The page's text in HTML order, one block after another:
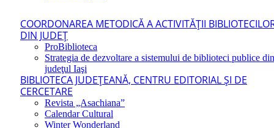
COORDONAREA METODICĂ A ACTIVITĂŢII
DIN JUDEŢ
ProBiblioteca
Strategia de dezvoltare a sistemului de biblioteci publice din
judeţul Iaşi
BIBLIOTECA JUDEŢEANĂ, CENTRU EDITORIAL ŞI DE
CERCETARE
Revista „Asachiana”
Calendar Cultural
Winter Wonderland